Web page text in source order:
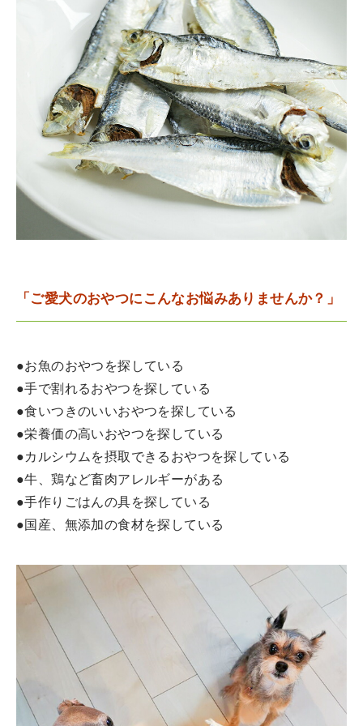
「ご愛犬のおやつにこんなお悩みありませんか？」
●お魚のおやつを探している
●手で割れるおやつを探している
●食いつきのいいおやつを探している
●栄養価の高いおやつを探している
●カルシウムを摂取できるおやつを探している
●牛、鶏など畜肉アレルギーがある
●手作りごはんの具を探している
●国産、無添加の食材を探している